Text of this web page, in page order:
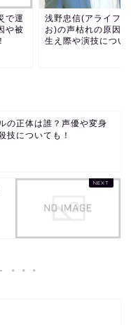
で運
や被
浅野忠信(アライフ
お)の声枯れの原因
生え際や演技につい
の正体は誰？声優や変身
技についても！